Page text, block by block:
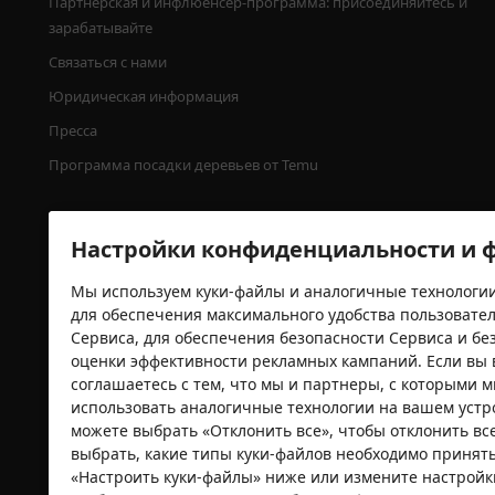
зарабатывайте
Связаться с нами
Юридическая информация
Пресса
Программа посадки деревьев от Temu
Сертификаты безопасности
Настройки конфиденциальности и
Мы используем куки-файлы и аналогичные
для обеспечения максимального удобства
Сервиса, для обеспечения безопасности Сервиса и
оценки эффективности рекламных кампаний. Если вы
соглашаетесь с тем, что мы и партнеры, с которыми
использовать аналогичные технологии на вашем
можете выбрать «Отклонить все», чтобы отклонить
выбрать, какие типы куки-файлов необходимо
«Настроить куки-файлы» ниже или измените